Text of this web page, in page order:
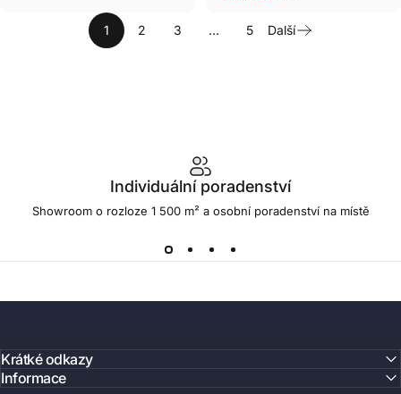
1 2 3 … 5 Další
Individuální poradenství
Showroom o rozloze 1 500 m² a osobní poradenství na místě
Krátké odkazy
Informace